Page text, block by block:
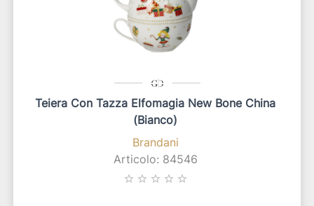
Teiera Con Tazza Elfomagia New Bone China
(bianco)
Brandani
Articolo: 84546
star_border star_border star_border star_border star_border